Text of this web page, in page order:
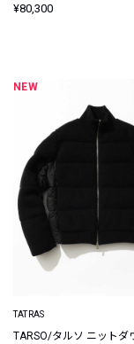
¥80,300
NEW
TATRAS
TARSO/タルソ ニットダ